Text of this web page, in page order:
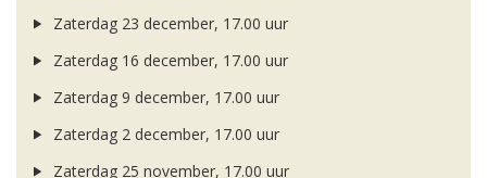
Zaterdag 23 december, 17.00 uur
Zaterdag 16 december, 17.00 uur
Zaterdag 9 december, 17.00 uur
Zaterdag 2 december, 17.00 uur
Zaterdag 25 november, 17.00 uur